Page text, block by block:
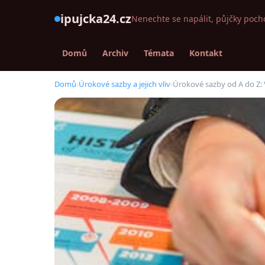
ipujcka24.czNenechte se napálit, půjčky
Domů Archiv Témata Kontakt
Domů›Úrokové sazby a jejich vliv›Úrokové sazby od A do